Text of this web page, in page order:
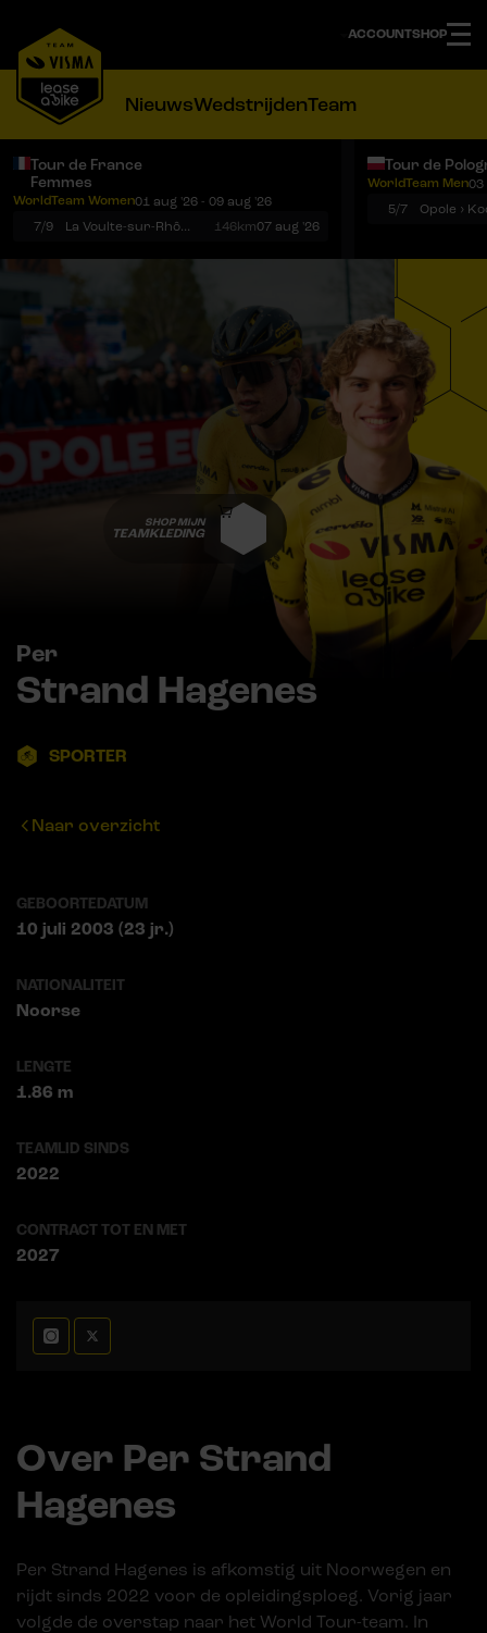
ACCOUNTSHOP
NieuwsWedstrijdenTeam
Tour de France
Femmes
WorldTeam Women01 aug '26 - 09 aug '26
7/9
La Voulte-sur-Rhône › Mont Ventoux 146km07 aug '26
Tour de
WorldTeam Men03
5/7
SHOP MIJN
TEAMKLEDING
Per
Strand Hagenes
SPORTER
Naar overzicht
GEBOORTEDATUM
10 juli 2003 (23 jr.)
NATIONALITEIT
Noorse
LENGTE
1.86 m
TEAMLID SINDS
2022
CONTRACT TOT EN MET
2027
Over Per Strand
Hagenes
Per Strand Hagenes is afkomstig uit Noorwegen en
rijdt sinds 2022 voor de opleidingsploeg. Vorig jaar
volgde de overstap naar het World Tour-team. In